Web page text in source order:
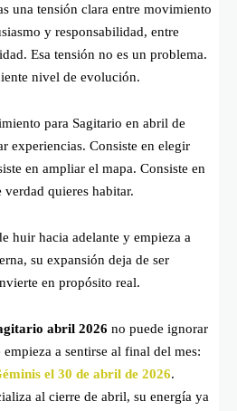
una tensión clara entre movimiento
y responsabilidad, entre
Esa tensión no es un problema.
nivel de evolución.
para Sagitario en abril de
experiencias. Consiste en elegir
en ampliar el mapa. Consiste en
quieres habitar.
huir hacia adelante y empieza a
su expansión deja de ser
en propósito real.
abril 2026 no puede ignorar
a sentirse al final del mes:
el 30 de abril de 2026.
al cierre de abril, su energía ya